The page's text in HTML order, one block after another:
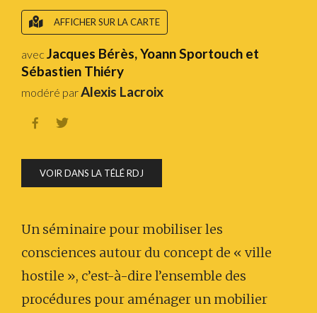
AFFICHER SUR LA CARTE
avec Jacques Bérès, Yoann Sportouch et
Sébastien Thiéry
modéré parAlexis Lacroix
 
VOIR DANS LA TÉLÉ RDJ
Un séminaire pour mobiliser les
consciences autour du concept de « ville
hostile », c’est-à-dire l’ensemble des
procédures pour aménager un mobilier